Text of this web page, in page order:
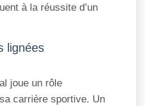
à la réussite d’un
lignées
joue un rôle
carrière sportive. Un